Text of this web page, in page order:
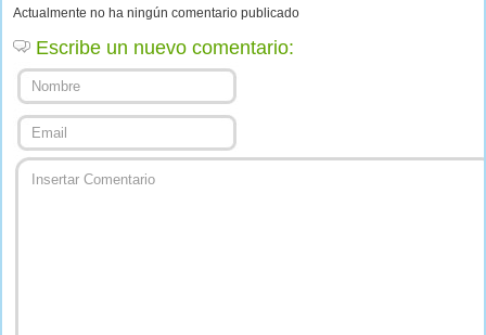
Actualmente no ha ningún comentario publicado
Escribe un nuevo comentario: